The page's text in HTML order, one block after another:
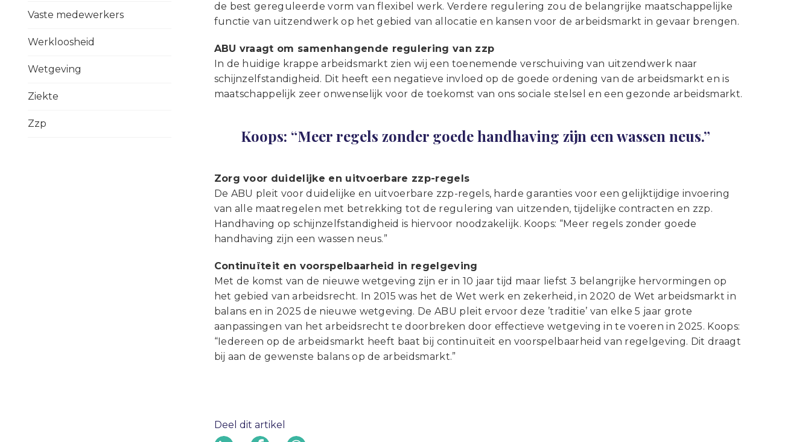
Vaste medewerkers
Werkloosheid
Wetgeving
Ziekte
Zzp
de best gereguleerde vorm van flexibel werk. Verdere regulering zou de belangrijke maatschappelijke
functie van uitzendwerk op het gebied van allocatie en kansen voor de arbeidsmarkt in gevaar brengen.
ABU vraagt om samenhangende regulering van zzp
In de huidige krappe arbeidsmarkt zien wij een toenemende verschuiving van uitzendwerk naar
schijnzelfstandigheid. Dit heeft een negatieve invloed op de goede ordening van de arbeidsmarkt en is
maatschappelijk zeer onwenselijk voor de toekomst van ons sociale stelsel en een gezonde arbeidsmarkt.
Koops: “Meer regels zonder goede handhaving zijn een wassen neus.”
Zorg voor duidelijke en uitvoerbare zzp-regels
De ABU pleit voor duidelijke en uitvoerbare zzp-regels, harde garanties voor een gelijktijdige invoering
van alle maatregelen met betrekking tot de regulering van uitzenden, tijdelijke contracten en zzp.
Handhaving op schijnzelfstandigheid is hiervoor noodzakelijk. Koops: “Meer regels zonder goede
handhaving zijn een wassen neus.”
Continuïteit en voorspelbaarheid in regelgeving
Met de komst van de nieuwe wetgeving zijn er in 10 jaar tijd maar liefst 3 belangrijke hervormingen op
het gebied van arbeidsrecht. In 2015 was het de Wet werk en zekerheid, in 2020 de Wet arbeidsmarkt in
balans en in 2025 de nieuwe wetgeving. De ABU pleit ervoor deze ’traditie’ van elke 5 jaar grote
aanpassingen van het arbeidsrecht te doorbreken door effectieve wetgeving in te voeren in 2025. Koops:
“Iedereen op de arbeidsmarkt heeft baat bij continuïteit en voorspelbaarheid van regelgeving. Dit draagt
bij aan de gewenste balans op de arbeidsmarkt.”
Deel dit artikel